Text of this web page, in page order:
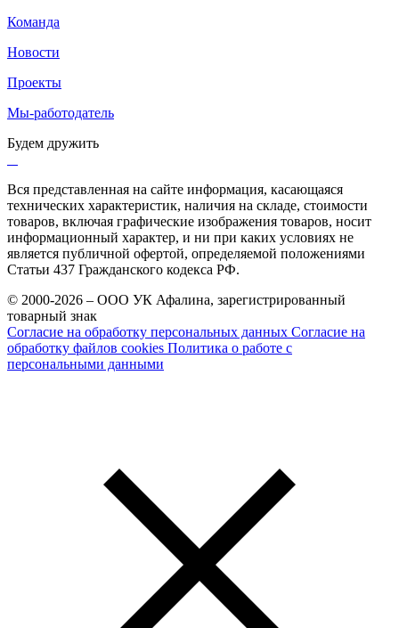
Команда
Новости
Проекты
Мы-работодатель
Будем дружить
Вся представленная на сайте информация, касающаяся
технических характеристик, наличия на складе, стоимости
товаров, включая графические изображения товаров, носит
информационный характер, и ни при каких условиях не
является публичной офертой, определяемой положениями
Статьи 437 Гражданского кодекса РФ.
© 2000-2026 – ООО УК Афалина, зарегистрированный
товарный знак
Согласие на обработку персональных данных Согласие на
обработку файлов cookies Политика о работе с
персональными данными